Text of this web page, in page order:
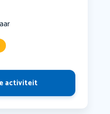
activiteit